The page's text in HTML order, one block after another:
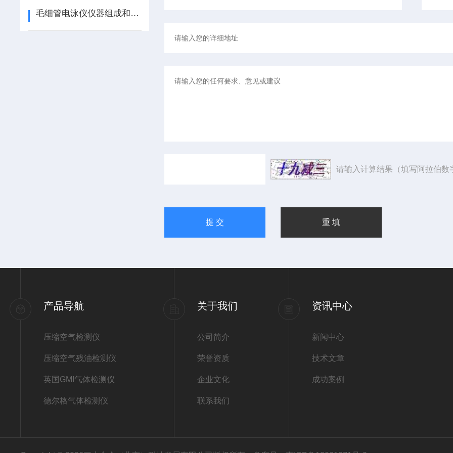
毛细管电泳仪仪器组成和使用指南说明
请输入计算结果（填写阿拉伯数
产品导航
压缩空气检测仪
压缩空气残油检测仪
英国GMI气体检测仪
德尔格气体检测仪
关于我们
公司简介
荣誉资质
企业文化
联系我们
资讯中心
新闻中心
技术文章
成功案例